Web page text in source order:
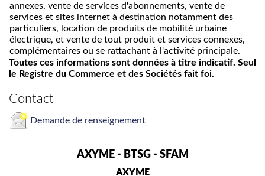
annexes, vente de services d'abonnements, vente de
services et sites internet à destination notamment des
particuliers, location de produits de mobilité urbaine
électrique, et vente de tout produit et services connexes,
complémentaires ou se rattachant à l'activité principale.
Toutes ces informations sont données à titre indicatif. Seul
le Registre du Commerce et des Sociétés fait foi.
Contact
Demande de renseignement
AXYME - BTSG - SFAM
AXYME